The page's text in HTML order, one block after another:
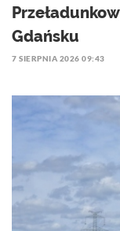
Gdańsku
7 SIERPNIA 2026 09:43